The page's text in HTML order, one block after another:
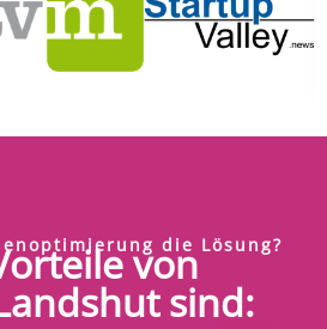
die Lösung?
von
sind: